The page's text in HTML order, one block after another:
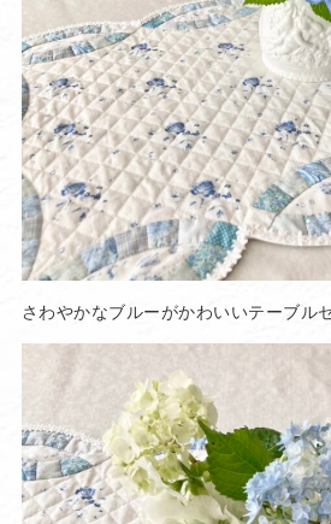
さわやかなブルーがかわいいテーブル